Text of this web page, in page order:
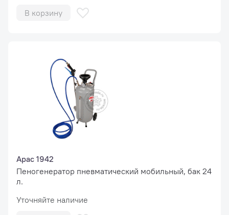
В корзину
Apac 1942
Пеногенератор пневматический мобильный, бак 24
л.
Уточняйте наличие